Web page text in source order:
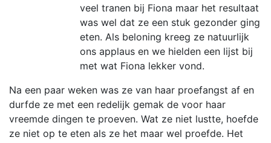
veel tranen bij Fiona maar het resultaat
was wel dat ze een stuk gezonder ging
eten. Als beloning kreeg ze natuurlijk
ons applaus en we hielden een lijst bij
met wat Fiona lekker vond.
Na een paar weken was ze van haar proefangst af en
durfde ze met een redelijk gemak de voor haar
vreemde dingen te proeven. Wat ze niet lustte, hoefde
ze niet op te eten als ze het maar wel proefde. Het